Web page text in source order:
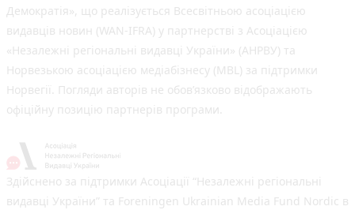
Демократія», що реалізується Всесвітньою асоціацією
видавців новин (WAN-IFRA) у партнерстві з Асоціацією
«Незалежні регіональні видавці України» (АНРВУ) та
Норвезькою асоціацією медіабізнесу (MBL) за підтримки
Норвегії. Погляди авторів не обов’язково відображають
офіційну позицію партнерів програми.
Здійснено за підтримки Асоціації “Незалежні регіональні
видавці України” та Foreningen Ukrainian Media Fund Nordic в